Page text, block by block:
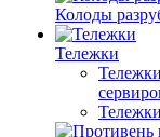
Колоды
Тележки
Тележки